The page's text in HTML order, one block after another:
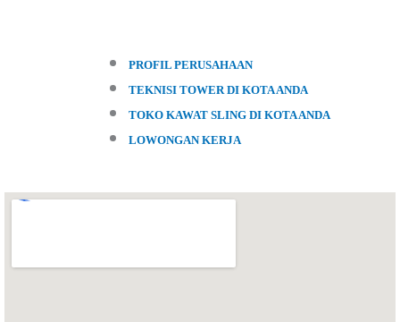
PROFIL PERUSAHAAN
TEKNISI TOWER DI KOTA ANDA
TOKO KAWAT SLING DI KOTA ANDA
LOWONGAN KERJA